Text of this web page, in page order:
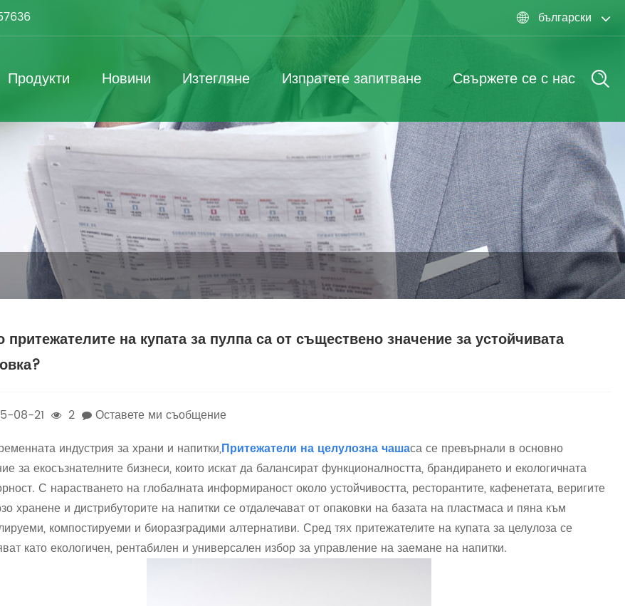
 български
Продукти Новини Изтегляне Изпратете запитване Свържете се с нас
на купата за пулпа са от съществено значение за устойчивата
08-21 2
Оставете ми съобщение
индустрия за храни и напитки,Притежатели на целулозна чашаса се превърнали в основно
за екосъзнателните бизнеси, които искат да балансират функционалността, брандирането и екологичната
С нарастването на глобалната информираност около устойчивостта, ресторантите, кафенетата, веригите
хранене и дистрибуторите на напитки се отдалечават от опаковки на базата на пластмаса и пяна към
компостируеми и биоразградими алтернативи. Сред тях притежателите на купата за целулоза се
като екологичен, рентабилен и универсален избор за управление на заемане на напитки.